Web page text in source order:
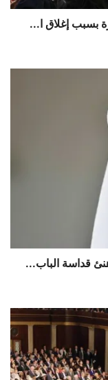
بسبب إغلاق ا...
قداسة الباب...